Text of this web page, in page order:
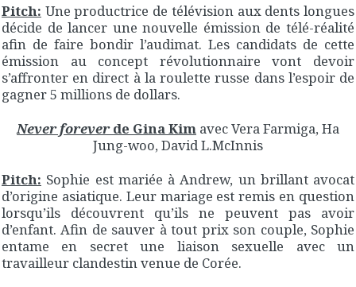
Pitch: Une productrice de télévision aux dents longues
décide de lancer une nouvelle émission de télé-réalité
afin de faire bondir l’audimat. Les candidats de cette
émission au concept révolutionnaire vont devoir
s’affronter en direct à la roulette russe dans l’espoir de
gagner 5 millions de dollars.
Never foreverde Gina Kim avec Vera Farmiga, Ha
Jung-woo, David L.McInnis
Pitch: Sophie est mariée à Andrew, un brillant avocat
d’origine asiatique. Leur mariage est remis en question
lorsqu’ils découvrent qu’ils ne peuvent pas avoir
d’enfant. Afin de sauver à tout prix son couple, Sophie
entame en secret une liaison sexuelle avec un
travailleur clandestin venue de Corée.